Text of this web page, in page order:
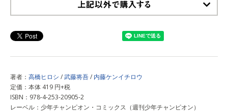
著者： 高橋ヒロシ /武藤将吾/ 内藤ケンイチロウ
定価：本体 419 円+税
ISBN：978-4-253-20905-2
レーベル：少年チャンピオン・コミックス（週刊少年チャンピオン）